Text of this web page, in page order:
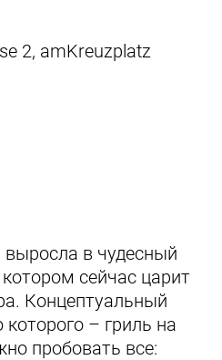
2, amKreuzplatz
в чудесный
сейчас царит
Концептуальный
– гриль на
пробовать все: